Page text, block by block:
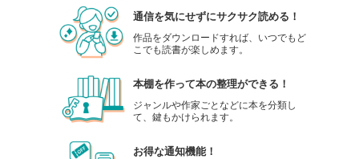
通信を気にせずにサクサク読める！
作品をダウンロードすれば、いつでもど
こでも読書が楽しめます。
本棚を作って本の整理ができる！
ジャンルや作家ごとなどに本を分類し
て、鍵もかけられます。
お得な通知機能！